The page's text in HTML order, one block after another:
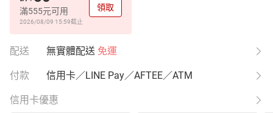
滿555元可用
2026/08/09 15:59截止
領取
配送 無實體配送 免運
付款 信用卡／LINE Pay／AFTEE／ATM
信用卡優惠